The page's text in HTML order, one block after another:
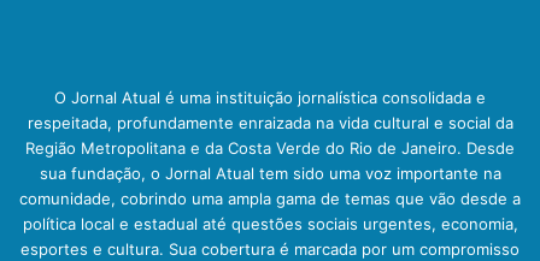
O Jornal Atual é uma instituição jornalística consolidada e
respeitada, profundamente enraizada na vida cultural e social da
Região Metropolitana e da Costa Verde do Rio de Janeiro. Desde
sua fundação, o Jornal Atual tem sido uma voz importante na
comunidade, cobrindo uma ampla gama de temas que vão desde a
política local e estadual até questões sociais urgentes, economia,
esportes e cultura. Sua cobertura é marcada por um compromisso